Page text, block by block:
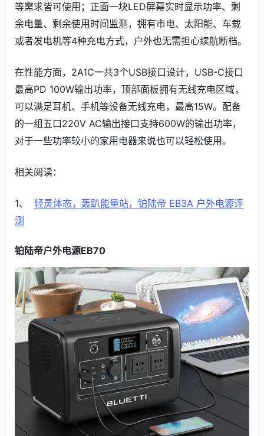
等需求皆可使用；正面一块LED屏幕实时显示功率、剩
余电量、剩余使用时间监测，拥有市电、太阳能、车载
或者发电机等4种充电方式，户外也无需担心续航断档。
在性能方面，2A1C一共3个USB接口设计，USB-C接口
最高PD 100W输出功率，顶部面板拥有无线充电区域，
可以满足耳机、手机等设备无线充电，最高15W。配备
的一组五口220V AC输出接口支持600W的输出功率，
对于一些功率较小的家用电器来说也可以轻松使用。
相关阅读：
1、
轻灵体态，轰趴能量站，铂陆帝 EB3A 户外电源评
测
铂陆帝户外电源EB70